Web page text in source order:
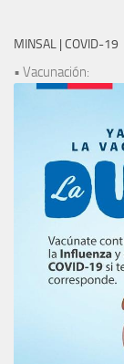
MINSAL | COVID-19
• Vacunación: